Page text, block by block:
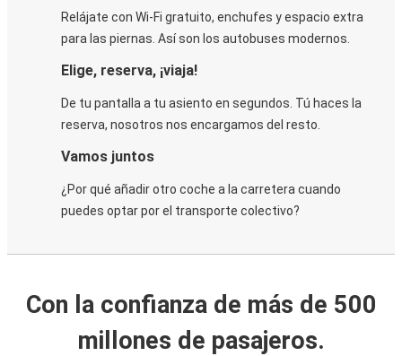
Relájate con Wi-Fi gratuito, enchufes y espacio extra
para las piernas. Así son los autobuses modernos.
Elige, reserva, ¡viaja!
De tu pantalla a tu asiento en segundos. Tú haces la
reserva, nosotros nos encargamos del resto.
Vamos juntos
¿Por qué añadir otro coche a la carretera cuando
puedes optar por el transporte colectivo?
Con la confianza de más de 500
millones de pasajeros.